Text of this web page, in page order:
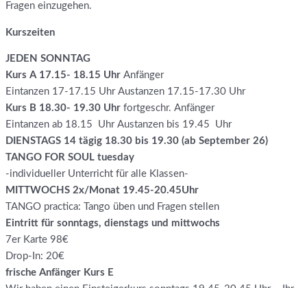
Fragen einzugehen.
Kurszeiten
JEDEN SONNTAG
Kurs A 17.15- 18.15 Uhr Anfänger
Eintanzen 17-17.15 Uhr Austanzen 17.15-17.30 Uhr
Kurs B 18.30- 19.30 Uhr fortgeschr. Anfänger
Eintanzen ab 18.15 Uhr Austanzen bis 19.45 Uhr
DIENSTAGS 14 tägig 18.30 bis 19.30 (ab September 26)
TANGO FOR SOUL tuesday
-individueller Unterricht für alle Klassen-
MITTWOCHS 2x/Monat 19.45-20.45Uhr
TANGO practica: Tango üben und Fragen stellen
Eintritt für sonntags, dienstags und mittwochs
7er Karte 98€
Drop-In: 20€
frische Anfänger Kurs E